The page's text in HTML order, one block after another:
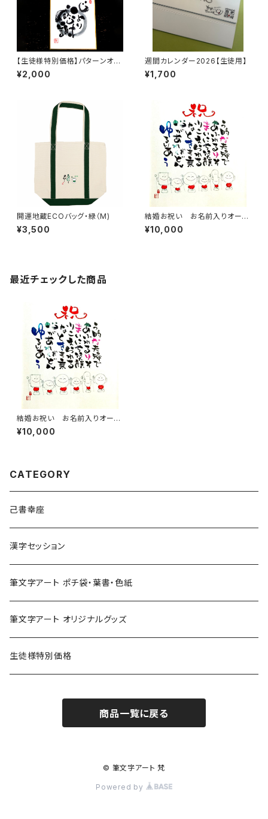
【生徒様特別価格】パターンオー
ダーミニ色紙
¥2,000
週間カレンダー2026【生徒用】
¥1,700
開運地蔵ECOバッグ・緑（M)
¥3,500
結婚お祝い お名前入りオーダ
ー色紙
¥10,000
最近チェックした商品
結婚お祝い お名前入りオーダ
ー色紙
¥10,000
CATEGORY
己書幸座
漢字セッション
筆文字アート ポチ袋・葉書・色紙
筆文字アート オリジナルグッズ
生徒様特別価格
商品一覧に戻る
© 筆文字アート 梵
Powered by